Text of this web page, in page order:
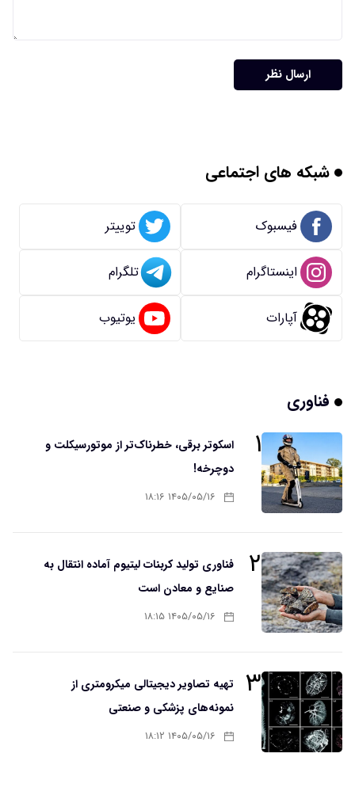
ارسال نظر
شبکه های اجتماعی
فیسبوک توییتر
اینستاگرام تلگرام
آپارات یوتیوب
فناوری
۱
اسکوتر برقی، خطرناک‌تر از موتورسیکلت و
دوچرخه!
۱۴۰۵/۰۵/۱۶ ۱۸:۱۶
۲
فناوری تولید کربنات لیتیوم آماده انتقال به
صنایع و معادن است
۱۴۰۵/۰۵/۱۶ ۱۸:۱۵
۳
تهیه تصاویر دیجیتالی میکرومتری از
نمونه‌های پزشکی و صنعتی
۱۴۰۵/۰۵/۱۶ ۱۸:۱۲